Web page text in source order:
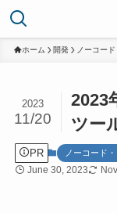
ホーム 開発 ノーコー
2023
ツー
2023
11/20
PR ノーコード
June 30, 2023